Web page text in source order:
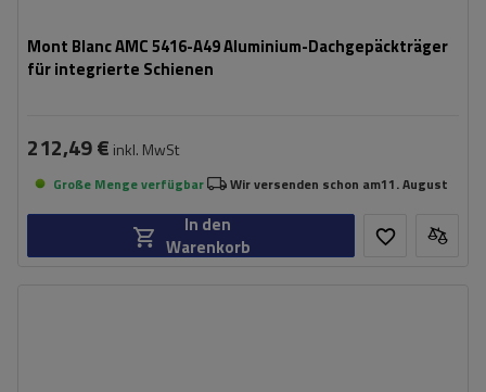
Mont Blanc AMC 5416-A49 Aluminium-Dachgepäckträger
für integrierte Schienen
212,49 € inkl. MwSt
Große Menge verfügbar Wir versenden schon am11. August
In den
Warenkorb